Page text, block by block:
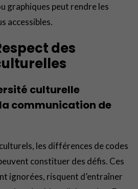
graphiques peut rendre les
accessibles.
des
culturelle
communication de
les différences de codes
constituer des défis. Ces
ignorées, risquent d’entraîner